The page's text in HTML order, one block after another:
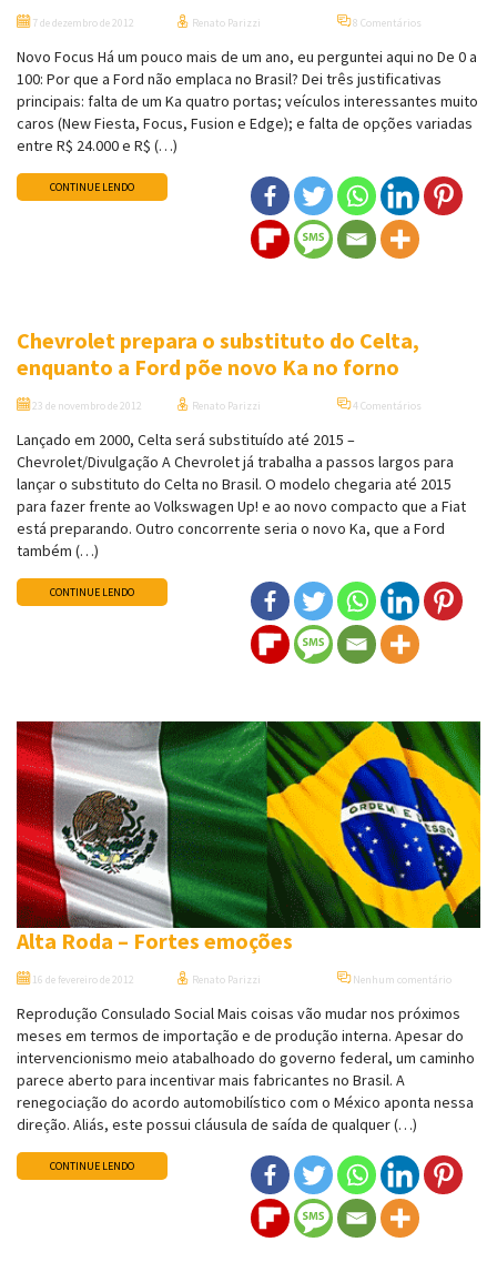
7 de dezembro de 2012 Renato Parizzi 8 Comentários
Novo Focus Há um pouco mais de um ano, eu perguntei aqui no De 0 a
100: Por que a Ford não emplaca no Brasil? Dei três justificativas
principais: falta de um Ka quatro portas; veículos interessantes muito
caros (New Fiesta, Focus, Fusion e Edge); e falta de opções variadas
entre R$ 24.000 e R$ (…)
CONTINUE LENDO
Chevrolet prepara o substituto do Celta,
enquanto a Ford põe novo Ka no forno
23 de novembro de 2012 Renato Parizzi 4 Comentários
Lançado em 2000, Celta será substituído até 2015 –
Chevrolet/Divulgação A Chevrolet já trabalha a passos largos para
lançar o substituto do Celta no Brasil. O modelo chegaria até 2015
para fazer frente ao Volkswagen Up! e ao novo compacto que a Fiat
está preparando. Outro concorrente seria o novo Ka, que a Ford
também (…)
CONTINUE LENDO
Alta Roda – Fortes emoções
16 de fevereiro de 2012 Renato Parizzi Nenhum comentário
Reprodução Consulado Social Mais coisas vão mudar nos próximos
meses em termos de importação e de produção interna. Apesar do
intervencionismo meio atabalhoado do governo federal, um caminho
parece aberto para incentivar mais fabricantes no Brasil. A
renegociação do acordo automobilístico com o México aponta nessa
direção. Aliás, este possui cláusula de saída de qualquer (…)
CONTINUE LENDO